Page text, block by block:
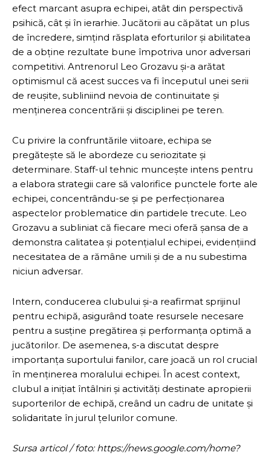
efect marcant asupra echipei, atât din perspectivă
psihică, cât și în ierarhie. Jucătorii au căpătat un plus
de încredere, simțind răsplata eforturilor și abilitatea
de a obține rezultate bune împotriva unor adversari
competitivi. Antrenorul Leo Grozavu și-a arătat
optimismul că acest succes va fi începutul unei serii
de reușite, subliniind nevoia de continuitate și
menținerea concentrării și disciplinei pe teren.
Cu privire la confruntările viitoare, echipa se
pregătește să le abordeze cu seriozitate și
determinare. Staff-ul tehnic muncește intens pentru
a elabora strategii care să valorifice punctele forte ale
echipei, concentrându-se și pe perfecționarea
aspectelor problematice din partidele trecute. Leo
Grozavu a subliniat că fiecare meci oferă șansa de a
demonstra calitatea și potențialul echipei, evidențiind
necesitatea de a rămâne umili și de a nu subestima
niciun adversar.
Intern, conducerea clubului și-a reafirmat sprijinul
pentru echipă, asigurând toate resursele necesare
pentru a susține pregătirea și performanța optimă a
jucătorilor. De asemenea, s-a discutat despre
importanța suportului fanilor, care joacă un rol crucial
în menținerea moralului echipei. În acest context,
clubul a inițiat întâlniri și activități destinate apropierii
suporterilor de echipă, creând un cadru de unitate și
solidaritate în jurul țelurilor comune.
Sursa articol / foto: https://news.google.com/home?